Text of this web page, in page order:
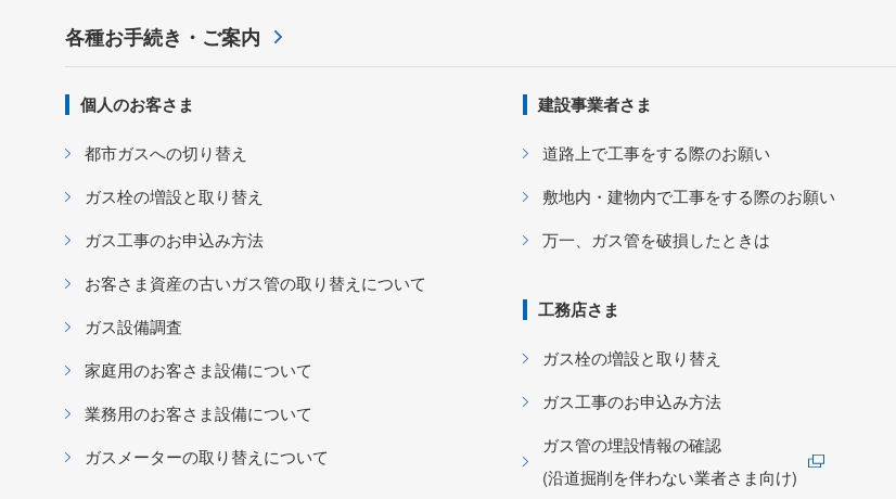
各種お手続き・ご案内
個人のお客さま
都市ガスへの切り替え
ガス栓の増設と取り替え
ガス工事のお申込み方法
お客さま資産の古いガス管の取り替えについて
ガス設備調査
家庭用のお客さま設備について
業務用のお客さま設備について
ガスメーターの取り替えについて
建設事業者さま
道路上で工事をする際のお願い
敷地内・建物内で工事をする際のお願い
万一、ガス管を破損したときは
工務店さま
ガス栓の増設と取り替え
ガス工事のお申込み方法
ガス管の埋設情報の確認
(沿道掘削を伴わない業者さま向け)